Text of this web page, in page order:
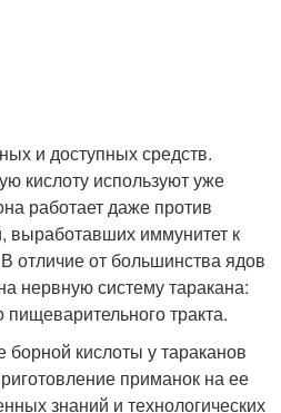
и доступных средств.
кислоту используют уже
работает даже против
выработавших иммунитет к
отличие от большинства ядов
нервную систему таракана:
пищеварительного тракта.
кислоты у тараканов
приманок на ее
знаний и технологических